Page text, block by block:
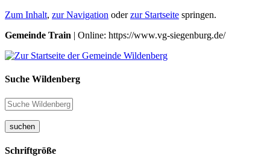
Zum Inhalt, zur Navigation oderzur Startseite springen.
Gemeinde Train | Online: https://www.vg-siegenburg.de/
Suche Wildenberg
suchen
Schriftgröße